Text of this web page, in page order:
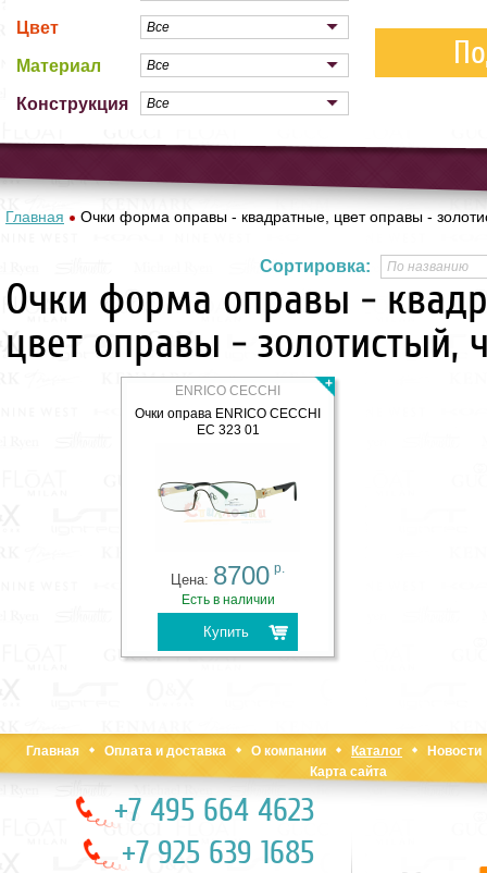
Цвет
Материал
Конструкция
Главная Очки форма оправы - квадратные, цвет оправы -
Сортировка:
Очки форма оправы -
цвет оправы - золотистый,
ENRICO CECCHI
Очки оправа ENRICO CECCHI
EC 323 01
Цена: 8700 р.
Есть в наличии
Купить
Главная Оплата и доставка О компании Каталог
Новости
Карта сайта
+7 495 664 4623
+7 925 639 1685